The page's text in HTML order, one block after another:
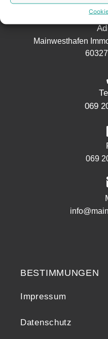
Mainwesthafen
069
069
BESTIMMUNGEN
Impressum
Datenschutz